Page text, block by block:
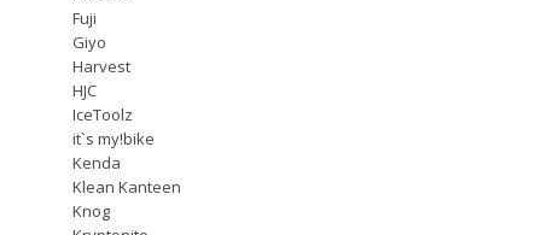
Fuji
Giyo
Harvest
HJC
IceToolz
it`s my!bike
Kenda
Klean Kanteen
Knog